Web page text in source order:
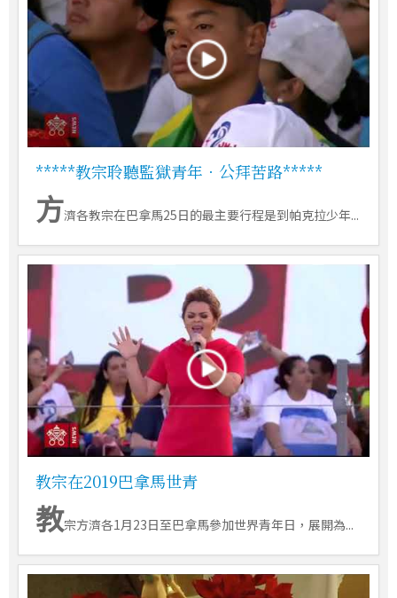
*****教宗聆聽監獄青年．公拜苦路*****
方濟各教宗在巴拿馬25日的最主要行程是到帕克拉少年...
教宗在2019巴拿馬世青
教宗方濟各1月23日至巴拿馬參加世界青年日，展開為...